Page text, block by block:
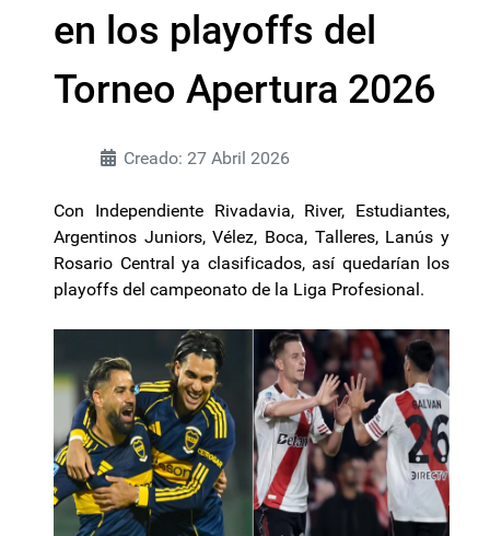
en los playoffs del
Torneo Apertura 2026
Creado: 27 Abril 2026
Con Independiente Rivadavia, River, Estudiantes,
Argentinos Juniors, Vélez, Boca, Talleres, Lanús y
Rosario Central ya clasificados, así quedarían los
playoffs del campeonato de la Liga Profesional.